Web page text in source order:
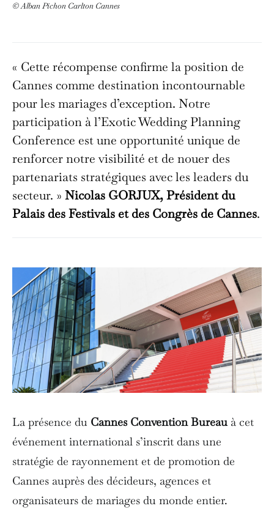
© Alban Pichon Carlton Cannes
« Cette récompense confirme la position de
Cannes comme destination incontournable
pour les mariages d’exception. Notre
participation à l’Exotic Wedding Planning
Conference est une opportunité unique de
renforcer notre visibilité et de nouer des
partenariats stratégiques avec les leaders du
secteur. » Nicolas GORJUX, Président du
Palais des Festivals et des Congrès de Cannes.
La présence du Cannes Convention Bureau à cet
événement international s’inscrit dans une
stratégie de rayonnement et de promotion de
Cannes auprès des décideurs, agences et
organisateurs de mariages du monde entier.